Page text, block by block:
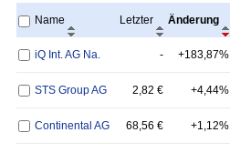
Name Letzter Änderung
iQ Int. AG Na. - +183,87%
STS Group AG 2,82 € +4,44%
Continental AG 68,56 € +1,12%